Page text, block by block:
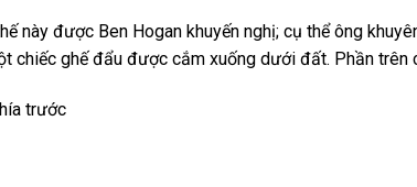
này được Ben Hogan khuyến nghị; cụ thể ông
chiếc ghế đẩu được cắm xuống dưới đất. Phần trên
trước